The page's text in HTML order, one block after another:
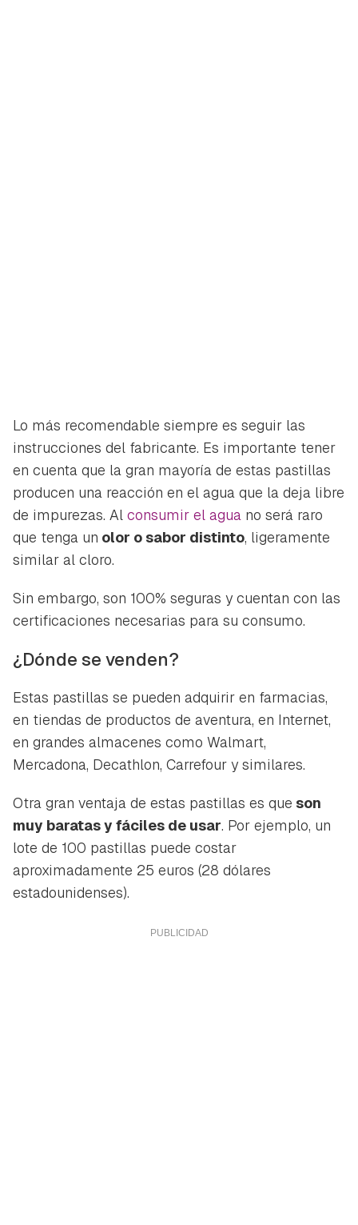
Lo más recomendable siempre es seguir las
instrucciones del fabricante. Es importante tener
en cuenta que la gran mayoría de estas pastillas
producen una reacción en el agua que la deja libre
de impurezas. Al consumir el agua no será raro
que tenga un olor o sabor distinto, ligeramente
similar al cloro.
Sin embargo, son 100% seguras y cuentan con las
certificaciones necesarias para su consumo.
¿Dónde se venden?
Estas pastillas se pueden adquirir en farmacias,
en tiendas de productos de aventura, en Internet,
en grandes almacenes como Walmart,
Mercadona, Decathlon, Carrefour y similares.
Otra gran ventaja de estas pastillas es que son
muy baratas y fáciles de usar. Por ejemplo, un
lote de 100 pastillas puede costar
aproximadamente 25 euros (28 dólares
estadounidenses).